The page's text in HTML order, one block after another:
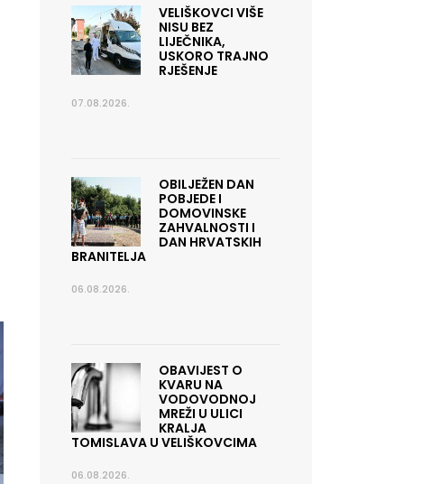
VELIŠKOVCI VIŠE
NISU BEZ
LIJEČNIKA,
USKORO TRAJNO
RJEŠENJE
07.08.2026.
OBILJEŽEN DAN
POBJEDE I
DOMOVINSKE
ZAHVALNOSTI I
DAN HRVATSKIH
BRANITELJA
06.08.2026.
OBAVIJEST O
KVARU NA
VODOVODNOJ
MREŽI U ULICI
KRALJA
TOMISLAVA U VELIŠKOVCIMA
06.08.2026.